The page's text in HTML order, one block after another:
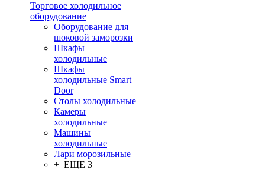
Торговое холодильное
оборудование
Оборудование для
шоковой заморозки
Шкафы
холодильные
Шкафы
холодильные Smart
Door
Столы холодильные
Камеры
холодильные
Машины
холодильные
Лари морозильные
+ ЕЩЕ 3